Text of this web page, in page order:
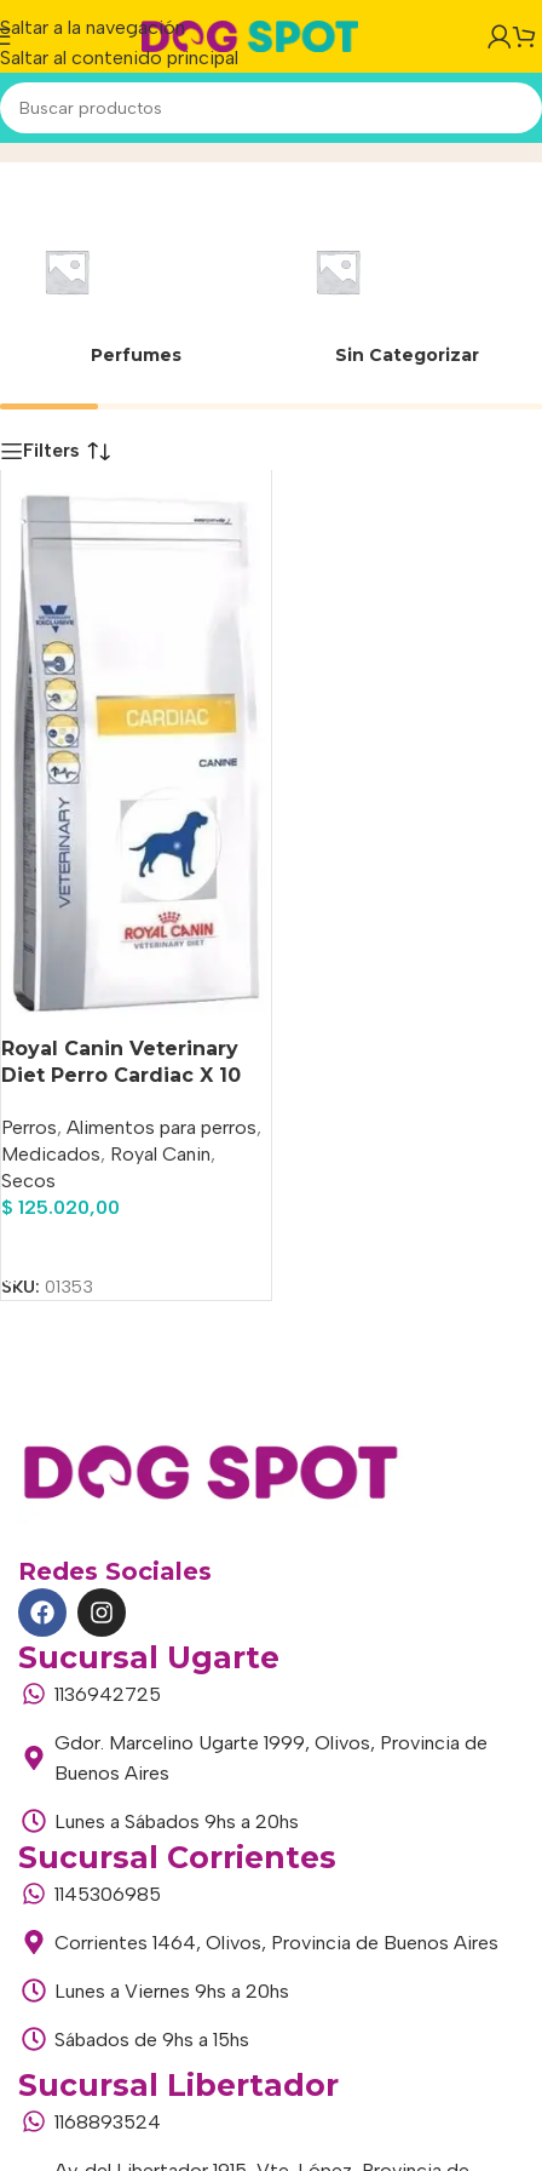
Saltar a la navegación
Saltar al contenido principal
7790187002791Inicio/Producto
Perfumes Sin Categorizar
Filters
Royal Canin Veterinary
Diet Perro Cardiac X 10
Perros, Alimentos para perros,
Medicados, Royal Canin,
Secos
$ 125.020,00
SKU: 01353
Redes Sociales
Sucursal Ugarte
1136942725
Gdor. Marcelino Ugarte 1999, Olivos, Provincia de
Buenos Aires
Lunes a Sábados 9hs a 20hs
Sucursal Corrientes
1145306985
Corrientes 1464, Olivos, Provincia de Buenos Aires
Lunes a Viernes 9hs a 20hs
Sábados de 9hs a 15hs
Sucursal Libertador
1168893524